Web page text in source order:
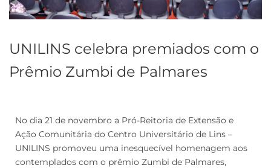
UNILINS celebra premiados com o
Prêmio Zumbi de Palmares
No dia 21 de novembro a Pró-Reitoria de Extensão e
Ação Comunitária do Centro Universitário de Lins –
UNILINS promoveu uma inesquecível homenagem aos
contemplados com o prêmio Zumbi de Palmares,